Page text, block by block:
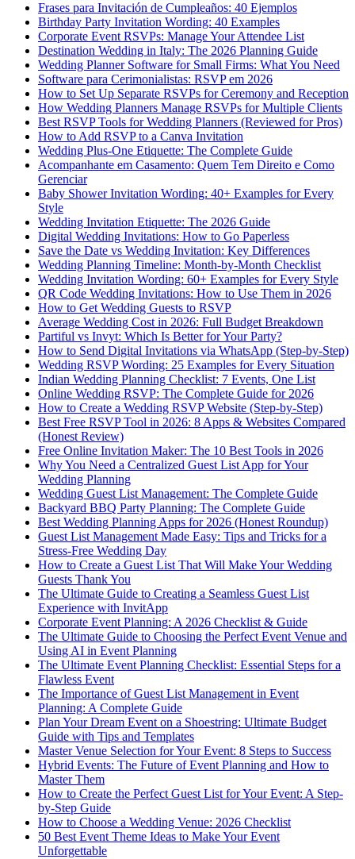
Frases para Invitación de Cumpleaños: 40 Ejemplos
Birthday Party Invitation Wording: 40 Examples
Corporate Event RSVPs: Manage Your Attendee List
Destination Wedding in Italy: The 2026 Planning Guide
Wedding Planner Software for Small Firms: What You Need
Software para Cerimonialistas: RSVP em 2026
How to Set Up Separate RSVPs for Ceremony and Reception
How Wedding Planners Manage RSVPs for Multiple Clients
Best RSVP Tools for Wedding Planners (Reviewed for Pros)
How to Add RSVP to a Canva Invitation
Wedding Plus-One Etiquette: The Complete Guide
Acompanhante em Casamento: Quem Tem Direito e Como
Gerenciar
Baby Shower Invitation Wording: 40+ Examples for Every
Style
Wedding Invitation Etiquette: The 2026 Guide
Digital Wedding Invitations: How to Go Paperless
Save the Date vs Wedding Invitation: Key Differences
Wedding Planning Timeline: Month-by-Month Checklist
Wedding Invitation Wording: 60+ Examples for Every Style
QR Code Wedding Invitations: How to Use Them in 2026
How to Get Wedding Guests to RSVP
Average Wedding Cost in 2026: Full Budget Breakdown
Partiful vs Invyt: Which Is Better for Your Party?
How to Send Digital Invitations via WhatsApp (Step-by-Step)
Wedding RSVP Wording: 25 Examples for Every Situation
Indian Wedding Planning Checklist: 7 Events, One List
Online Wedding RSVP: The Complete Guide for 2026
How to Create a Wedding RSVP Website (Step-by-Step)
Best Free RSVP Tool in 2026: 8 Apps & Websites Compared
(Honest Review)
Free Online Invitation Maker: The 10 Best Tools in 2026
Why You Need a Centralized Guest List App for Your
Wedding Planning
Wedding Guest List Management: The Complete Guide
Backyard BBQ Party Planning: The Complete Guide
Best Wedding Planning Apps for 2026 (Honest Roundup)
Guest List Management Made Easy: Tips and Tricks for a
Stress-Free Wedding Day
How to Create a Guest List That Will Make Your Wedding
Guests Thank You
The Ultimate Guide to Creating a Seamless Guest List
Experience with InvitApp
Corporate Event Planning: A 2026 Checklist & Guide
The Ultimate Guide to Choosing the Perfect Event Venue and
Using AI in Event Planning
The Ultimate Event Planning Checklist: Essential Steps for a
Flawless Event
The Importance of Guest List Management in Event
Planning: A Complete Guide
Plan Your Dream Event on a Shoestring: Ultimate Budget
Guide with Tips and Templates
Master Venue Selection for Your Event: 8 Steps to Success
Hybrid Events: The Future of Event Planning and How to
Master Them
How to Create the Perfect Guest List for Your Event: A Step-
by-Step Guide
How to Choose a Wedding Venue: 2026 Checklist
50 Best Event Theme Ideas to Make Your Event
Unforgettable